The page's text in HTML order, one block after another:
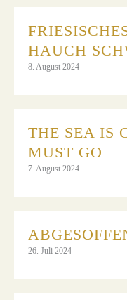
HAUCH
8. August 2024
THE SEA IS
MUST GO
7. August 2024
26. Juli 2024